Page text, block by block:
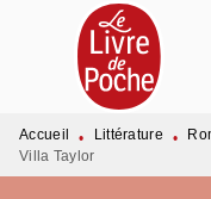
MENU
PIED DE PAGE
Accueil • Littérature •
Villa Taylor